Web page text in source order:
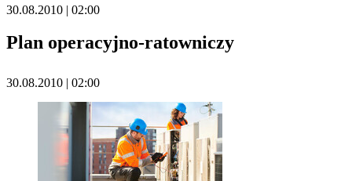
30.08.2010 | 02:00
Plan operacyjno-ratowniczy
30.08.2010 | 02:00